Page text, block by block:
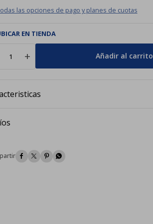
las opciones de pago y planes de cuotas
EN TIENDA
add Añadir al carrito
   